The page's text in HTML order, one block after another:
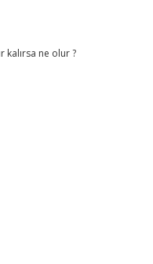
kalırsa ne olur ?